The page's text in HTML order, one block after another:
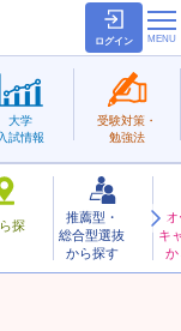
ログイン
探
推薦型・
総合型選抜
から探す
キ
か
大学
入試情報
受験対策・
勉強法
子
お気に入り